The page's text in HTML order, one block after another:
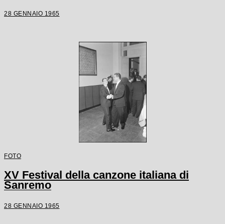
28 GENNAIO 1965
FOTO
XV Festival della canzone italiana di
Sanremo
28 GENNAIO 1965